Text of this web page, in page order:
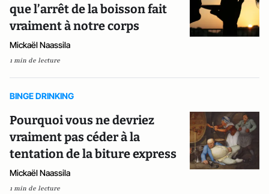
que l’arrêt de la boisson fait
vraiment à notre corps
Mickaël Naassila
1 min de lecture
BINGE DRINKING
Pourquoi vous ne devriez
vraiment pas céder à la
tentation de la biture express
Mickaël Naassila
1 min de lecture